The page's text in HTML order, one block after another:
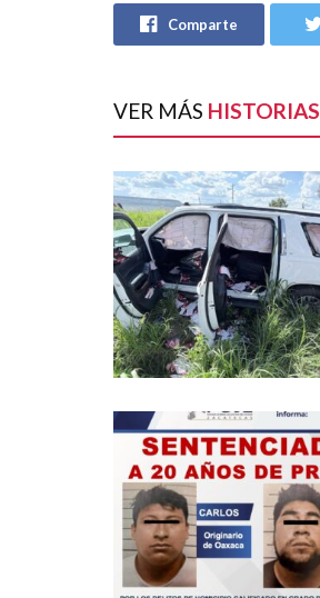
Comparte
VER MÁS HISTORIAS